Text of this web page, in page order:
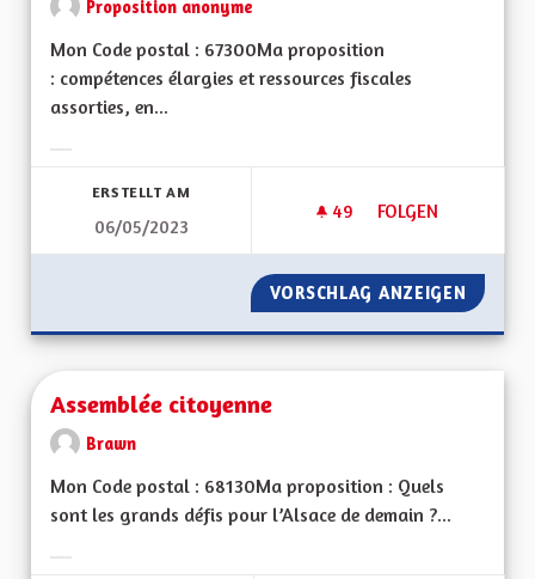
Proposition anonyme
Mon Code postal : 67300Ma proposition
: compétences élargies et ressources fiscales
assorties, en...
ERSTELLT AM
06/05/2023
49 49 FOLLOWER
FOLGEN
COMPÉTENCES
VORSCHLAG ANZEIGEN
Assemblée citoyenne
Brawn
Mon Code postal : 68130Ma proposition : Quels
sont les grands défis pour l’Alsace de demain ?...